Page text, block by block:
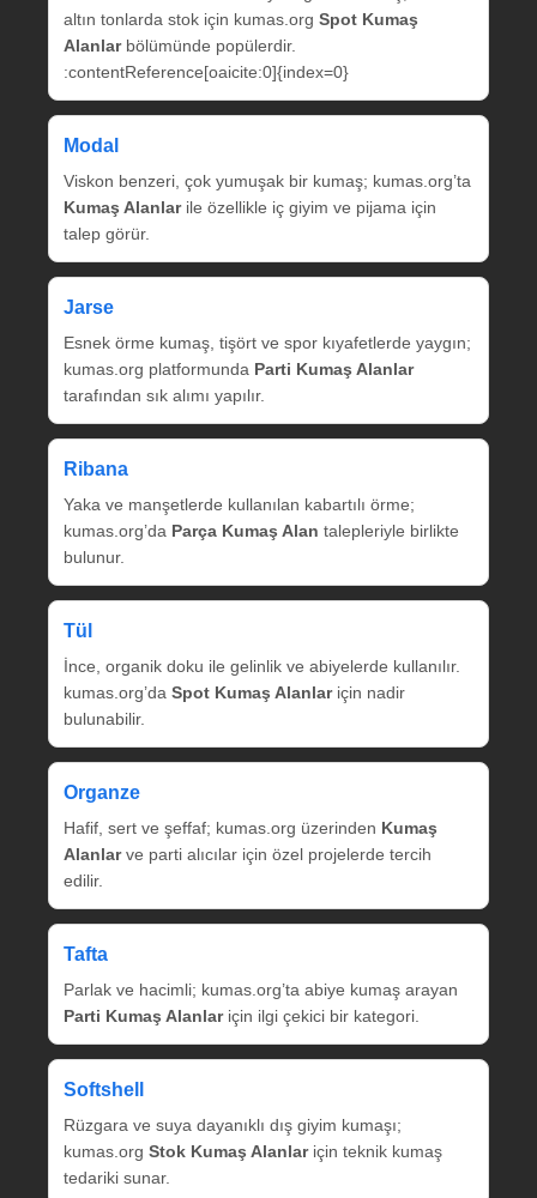
altın tonlarda stok için kumas.org Spot Kumaş
Alanlarbölümünde popülerdir.
:contentReference[oaicite:0]{index=0}
Modal
Viskon benzeri, çok yumuşak bir kumaş; kumas.org’ta
Kumaş Alanlarile özellikle iç giyim ve pijama için
talep görür.
Jarse
Esnek örme kumaş, tişört ve spor kıyafetlerde yaygın;
kumas.org platformunda Parti Kumaş Alanlar
tarafından sık alımı yapılır.
Ribana
Yaka ve manşetlerde kullanılan kabartılı örme;
kumas.org’da Parça Kumaş Alan talepleriyle birlikte
bulunur.
Tül
İnce, organik doku ile gelinlik ve abiyelerde kullanılır.
kumas.org’da Spot Kumaş Alanlariçin nadir
bulunabilir.
Organze
Hafif, sert ve şeffaf; kumas.org üzerinden Kumaş
Alanlarve parti alıcılar için özel projelerde tercih
edilir.
Tafta
Parlak ve hacimli; kumas.org’ta abiye kumaş arayan
Parti Kumaş Alanlariçin ilgi çekici bir kategori.
Softshell
Rüzgara ve suya dayanıklı dış giyim kumaşı;
kumas.org Stok Kumaş Alanlariçin teknik kumaş
tedariki sunar.